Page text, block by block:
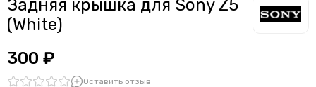
Задняя крышка для Sony Z5
(White)
300 ₽
Оставить отзыв